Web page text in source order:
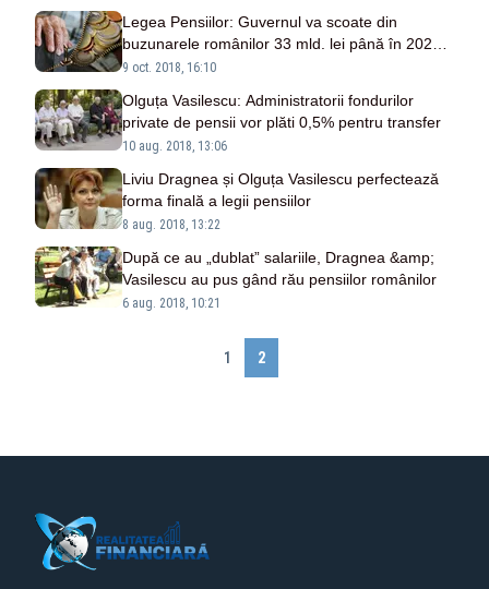
Legea Pensiilor: Guvernul va scoate din
buzunarele românilor 33 mld. lei până în 2022
pentru plățile electorale
9 oct. 2018, 16:10
Olguța Vasilescu: Administratorii fondurilor
private de pensii vor plăti 0,5% pentru transfer
10 aug. 2018, 13:06
Liviu Dragnea și Olguța Vasilescu perfectează
forma finală a legii pensiilor
8 aug. 2018, 13:22
După ce au „dublat” salariile, Dragnea &amp;
Vasilescu au pus gând rău pensiilor românilor
6 aug. 2018, 10:21
1 2